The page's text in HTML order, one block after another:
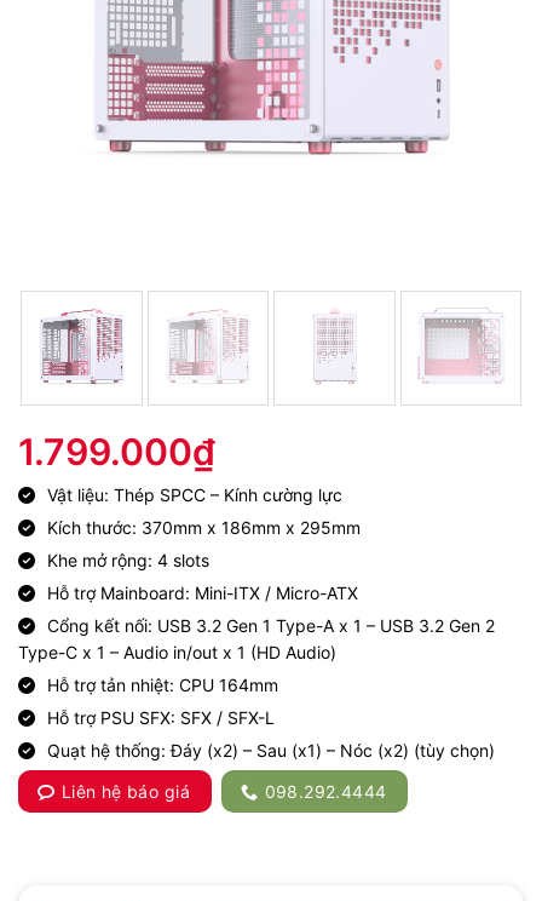
1.799.000₫
Vật liệu: Thép SPCC – Kính cường lực
Kích thước: 370mm x 186mm x 295mm
Khe mở rộng: 4 slots
Hỗ trợ Mainboard: Mini-ITX / Micro-ATX
Cổng kết nối: USB 3.2 Gen 1 Type-A x 1 – USB 3.2 Gen 2
Type-C x 1 – Audio in/out x 1 (HD Audio)
Hỗ trợ tản nhiệt: CPU 164mm
Hỗ trợ PSU SFX: SFX / SFX-L
Quạt hệ thống: Đáy (x2) – Sau (x1) – Nóc (x2) (tùy chọn)
Liên hệ báo giá
098.292.4444